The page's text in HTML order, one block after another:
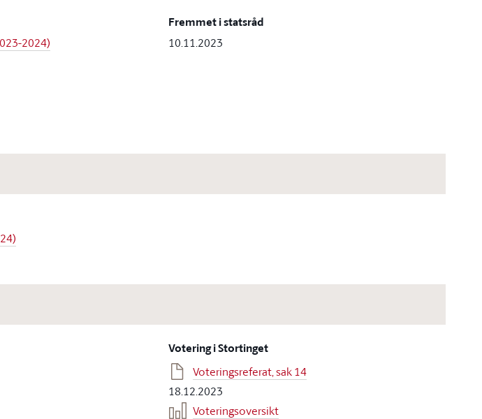
2024)
Fremmet i statsråd
10.11.2023
Votering i Stortinget
Voteringsreferat, sak 14
18.12.2023
Voteringsoversikt